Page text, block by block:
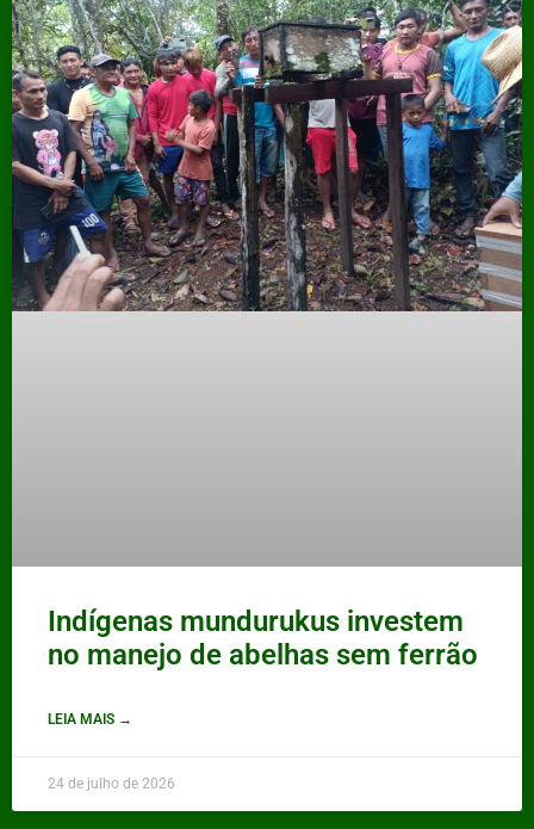
Indígenas mundurukus investem
no manejo de abelhas sem ferrão
LEIA MAIS →
24 de julho de 2026